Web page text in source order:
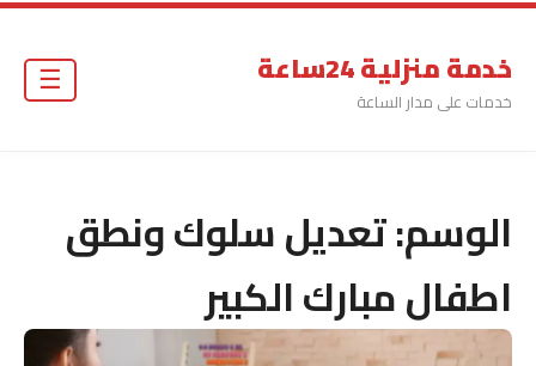
خدمة منزلية 24ساعة
خدمات على مدار الساعة
☰
الوسم:تعديل سلوك ونطق
اطفال مبارك الكبير